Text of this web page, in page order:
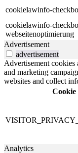
cookielawinfo-
cookielawinfo-
webseitenoptimierung
Advertisement
advertisement
Advertisement cookies
and marketing
websites and collect
Cookie
Analytics